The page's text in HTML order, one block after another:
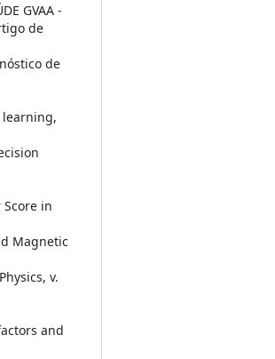
GVAA -
de
de
learning,
Score in
Magnetic
v.
and